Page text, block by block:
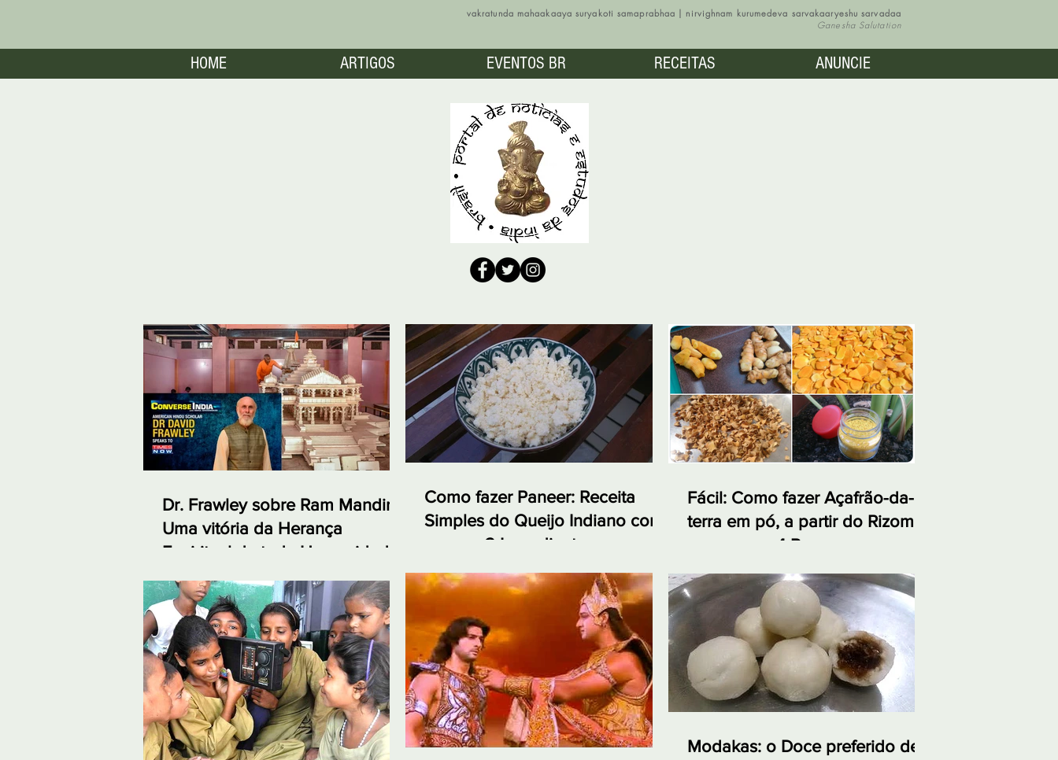
vakratunda mahaakaaya suryakoti samaprabhaa | nirvighnam kurumedeva sarvakaaryeshu sarvadaa
Ganesha Salutation
Dr. Frawley sobre Ram Mandir:
Uma vitória da Herança
Espiritual de toda Humanidade
Como fazer Paneer: Receita
Simples do Queijo Indiano com
apenas 2 Ingredientes
Fácil: Como fazer Açafrão-da-
terra em pó, a partir do Rizoma,
em apenas 4 Passos
Modakas: o Doce preferido de
HOME ARTIGOS EVENTOS BR RECEITAS ANUNCIE